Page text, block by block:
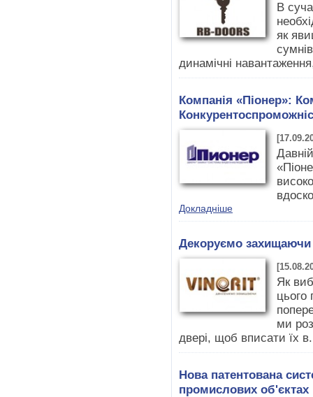
В
як
динамічні
Компанія «Піонер»:
Докладніше
Декоруємо захищаючи
Як
цього
ми
двері, щоб вписати їх
Нова патентована
промислових об'єктах